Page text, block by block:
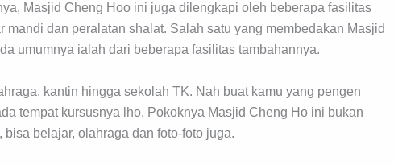
Masjid Cheng Hoo ini juga dilengkapi oleh beberapa fasilitas
mandi dan peralatan shalat. Salah satu yang membedakan Masjid
umumnya ialah dari beberapa fasilitas tambahannya.
kantin hingga sekolah TK. Nah buat kamu yang pengen
tempat kursusnya lho. Pokoknya Masjid Cheng Ho ini bukan
belajar, olahraga dan foto-foto juga.